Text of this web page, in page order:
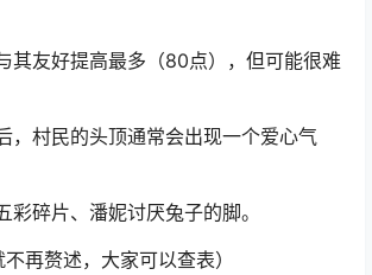
其友好提高最多（80点），但可能很难
，村民的头顶通常会出现一个爱心气
彩碎片、潘妮讨厌兔子的脚。
再赘述，大家可以查表）